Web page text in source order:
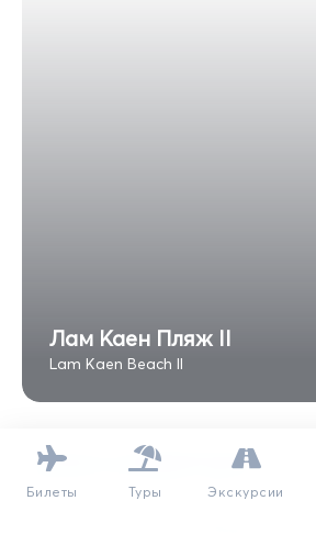
Лам Каен Пляж II
Lam Kaen Beach II
Билеты Туры Экскурсии